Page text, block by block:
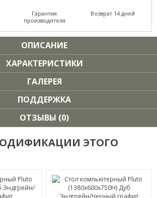
Гарантия
производителя
Возврат 14 дней
ОПИСАНИЕ
ХАРАКТЕРИСТИКИ
ГАЛЕРЕЯ
ПОДДЕРЖКА
ОТЗЫВЫ (0)
ЭТОГО